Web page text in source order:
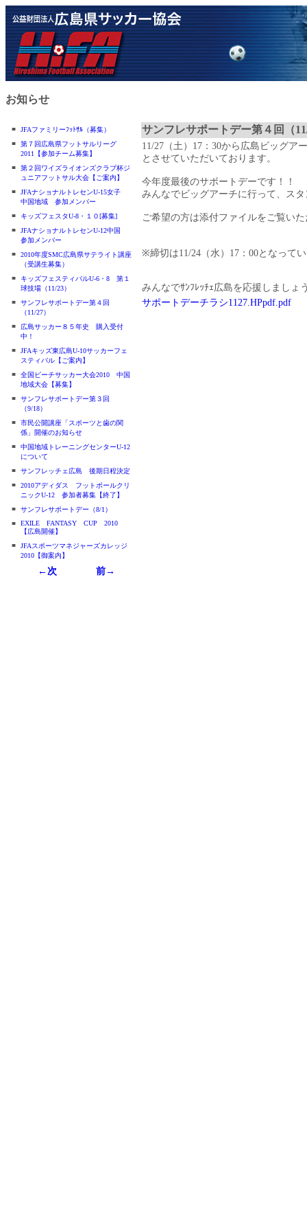
お知らせ
■
JFAファミリーﾌｯﾄｻﾙ（募集）
■
第７回広島県フットサルリーグ
2011【参加チーム募集】
■
第２回ワイズライオンズクラブ杯ジ
ュニアフットサル大会【ご案内】
■
JFAナショナルトレセンU-15女子
中国地域 参加メンバー
■
キッズフェスタU-8・１０[募集]
■
JFAナショナルトレセンU-12中国
参加メンバー
■
2010年度SMC広島県サテライト講座
（受講生募集）
■
キッズフェスティバルU-6・8 第１
球技場（11/23）
■
サンフレサポートデー第４回
（11/27）
■
広島サッカー８５年史 購入受付
中！
■
JFAキッズ東広島U-10サッカーフェ
スティバル【ご案内】
■
全国ビーチサッカー大会2010 中国
地域大会【募集】
■
サンフレサポートデー第３回
（9/18）
■
市民公開講座「スポーツと歯の関
係」開催のお知らせ
■
中国地域トレーニングセンターU-12
について
■
サンフレッチェ広島 後期日程決定
■
2010アディダス フットボールクリ
ニックU-12 参加者募集【終了】
■
サンフレサポートデー（8/1）
■
EXILE FANTASY CUP 2010
【広島開催】
■
JFAスポーツマネジャーズカレッジ
2010【御案内】
←次 前→
サンフレサポートデー第４回（
11/27（土）17：30から広島ビッグア
とさせていただいております。
今年度最後のサポートデーです！！
みんなでビッグアーチに行って、ス
ご希望の方は添付ファイルをご覧い
※締切は11/24（水）17：00となって
みんなでｻﾝﾌﾚｯﾁｪ広島を応援しましょ
サポートデーチラシ1127.HPpdf.pdf